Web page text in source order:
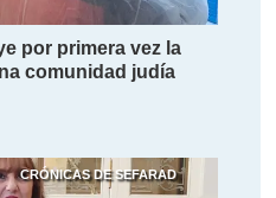
por primera vez la
comunidad judía
CRÓNICAS DE SEFARAD